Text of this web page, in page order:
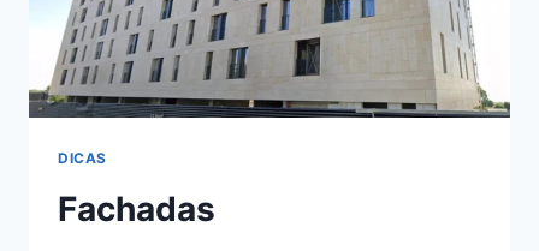
DICAS
Fachadas